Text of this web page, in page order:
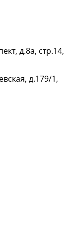
д.8а, стр.14,
д.179/1,